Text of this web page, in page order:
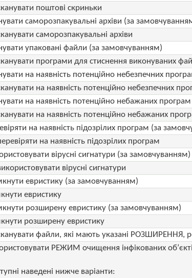
поштові скриньки
саморозпакувальні архіви (за
саморозпакувальні архіви
упаковані файли (за замовчуванням)
програми для стиснення виконуваних
на наявність потенційно небезпечних
на наявність потенційно небезпечних
на наявність потенційно небажаних програм
на наявність потенційно небажаних
на наявність підозрілих програм (за
на наявність підозрілих програм
вірусні сигнатури (за замовчуванням)
вірусні сигнатури
евристику (за замовчуванням)
евристику
розширену евристику (за замовчуванням)
розширену евристику
файли, які мають указані РОЗШИРЕННЯ,
РЕЖИМ очищення інфікованих
наведені нижче варіанти: